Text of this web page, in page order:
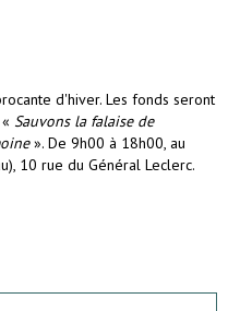
d'hiver. Les fonds seront
Sauvons la falaise de
». De 9h00 à 18h00, au
10 rue du Général Leclerc.